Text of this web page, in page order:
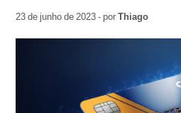
23 de junho de 2023 - porThiago